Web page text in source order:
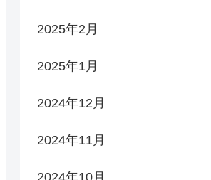
2025年2月
2025年1月
2024年12月
2024年11月
2024年10月